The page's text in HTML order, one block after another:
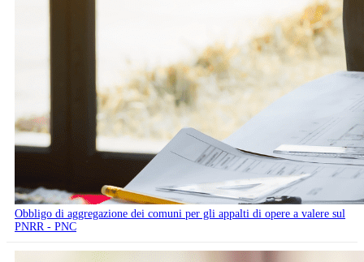
Obbligo di aggregazione dei comuni per gli appalti di opere a valere sul
PNRR - PNC